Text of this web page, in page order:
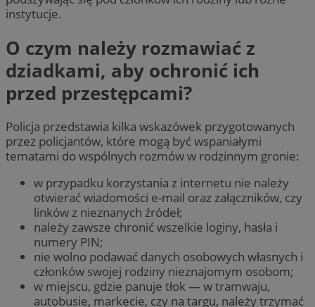
instytucje.
O czym należy rozmawiać z
dziadkami, aby ochronić ich
przed przestępcami?
Policja przedstawia kilka wskazówek przygotowanych
przez policjantów, które mogą być wspaniałymi
tematami do wspólnych rozmów w rodzinnym gronie:
w przypadku korzystania z internetu nie należy
otwierać wiadomości e-mail oraz załączników, czy
linków z nieznanych źródeł;
należy zawsze chronić wszelkie loginy, hasła i
numery PIN;
nie wolno podawać danych osobowych własnych i
członków swojej rodziny nieznajomym osobom;
w miejscu, gdzie panuje tłok — w tramwaju,
autobusie, markecie, czy na targu, należy trzymać